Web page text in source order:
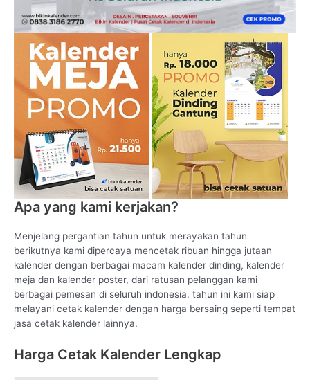
Apa yang kami kerjakan?
Menjelang pergantian tahun untuk merayakan tahun
berikutnya kami dipercaya mencetak ribuan hingga jutaan
kalender dengan berbagai macam kalender dinding, kalender
meja dan kalender poster, dari ratusan pelanggan kami
berbagai pemesan di seluruh indonesia. tahun ini kami siap
melayani cetak kalender dengan harga bersaing seperti tempat
jasa cetak kalender lainnya.
Harga Cetak Kalender Lengkap